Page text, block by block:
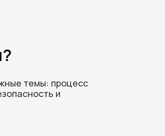
темы: процесс
и